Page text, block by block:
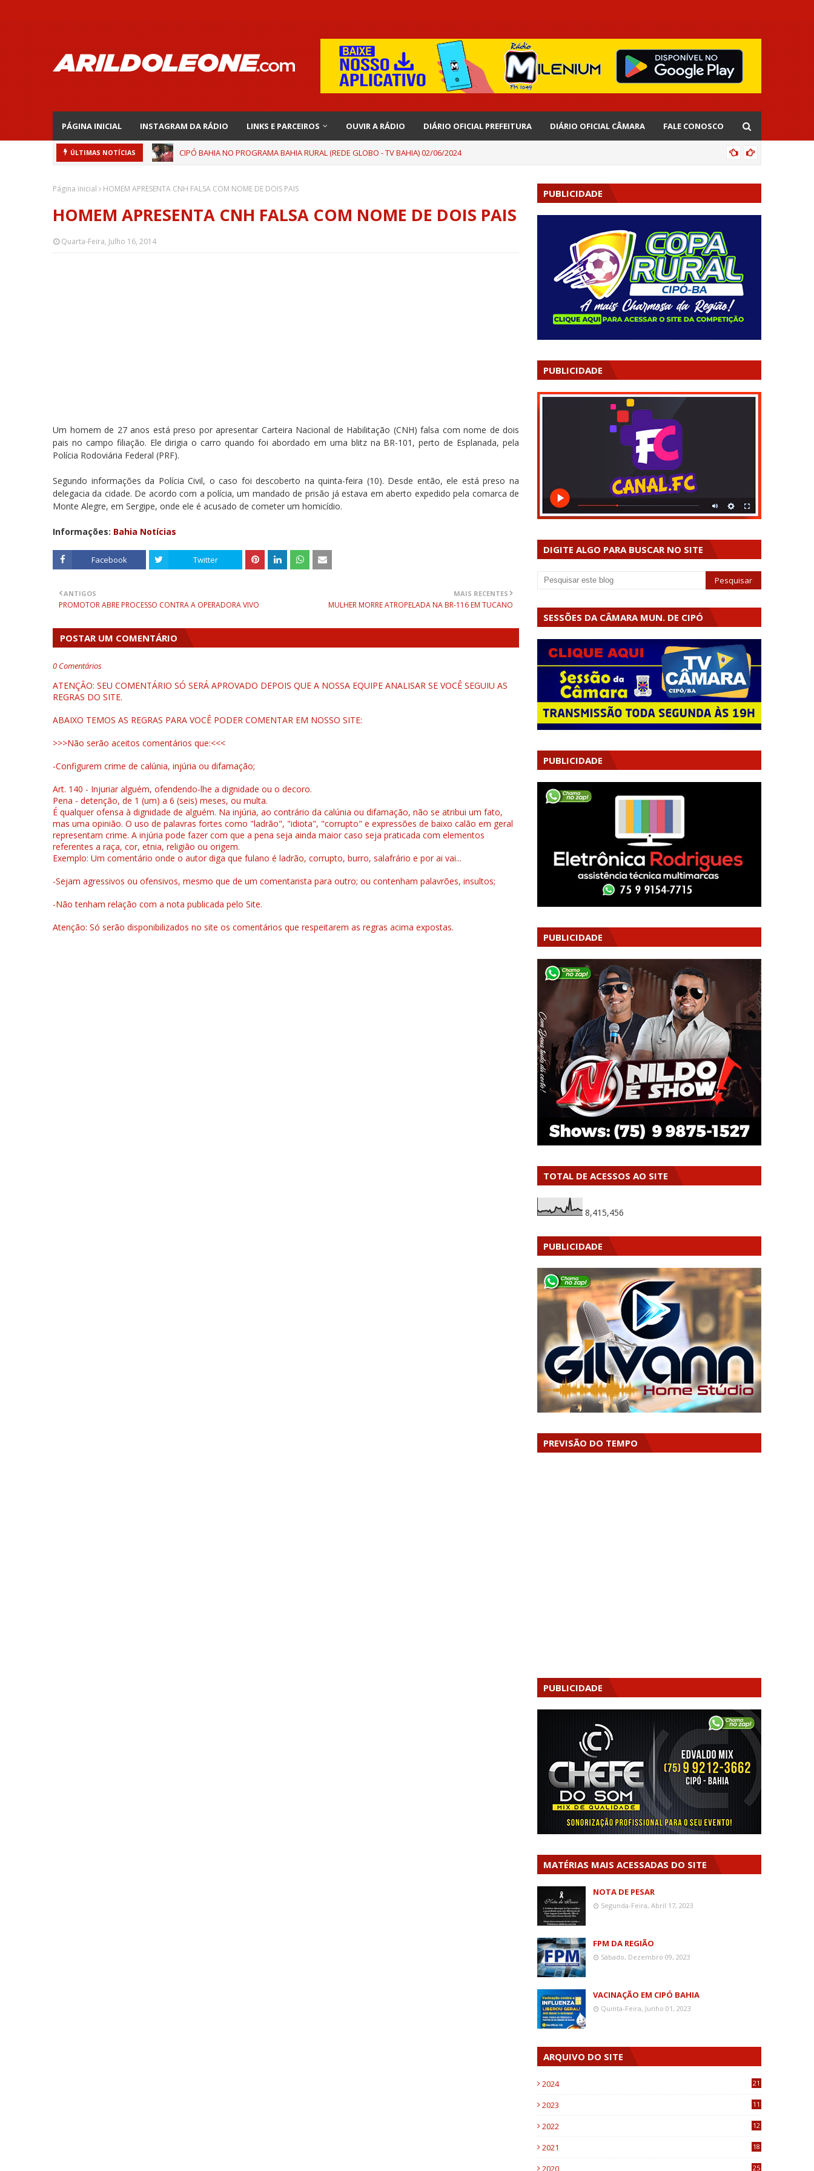
PÁGINA INICIAL INSTAGRAM DA RÁDIO LINKS E PARCEIROS OUVIR A RÁDIO DIÁRIO OFICIAL PREFEITURA DIÁRIO OFICIAL CÂMARA FALE CONOSCO
ÚLTIMAS NOTÍCIAS CIPÓ BAHIA NO PROGRAMA BAHIA RURAL (REDE GLOBO - TV BAHIA) 02/06/2024
Página inicial HOMEM APRESENTA CNH FALSA COM NOME DE DOIS PAIS
HOMEM APRESENTA CNH FALSA COM NOME DE DOIS PAIS
Quarta-Feira, Julho 16, 2014
Um homem de 27 anos está preso por apresentar Carteira Nacional de Habilitação (CNH) falsa com nome de dois
pais no campo filiação. Ele dirigia o carro quando foi abordado em uma blitz na BR-101, perto de Esplanada, pela
Polícia Rodoviária Federal (PRF).
Segundo informações da Polícia Civil, o caso foi descoberto na quinta-feira (10). Desde então, ele está preso na
delegacia da cidade. De acordo com a polícia, um mandado de prisão já estava em aberto expedido pela comarca de
Monte Alegre, em Sergipe, onde ele é acusado de cometer um homicídio.
Informações: Bahia Notícias
Facebook Twitter
MAIS RECENTES
MULHER MORRE ATROPELADA NA BR-116 EM TUCANO
ANTIGOS
PROMOTOR ABRE PROCESSO CONTRA A OPERADORA VIVO
POSTAR UM COMENTÁRIO
0 Comentários
ATENÇÃO: SEU COMENTÁRIO SÓ SERÁ APROVADO DEPOIS QUE A NOSSA EQUIPE ANALISAR SE VOCÊ SEGUIU AS
REGRAS DO SITE.
ABAIXO TEMOS AS REGRAS PARA VOCÊ PODER COMENTAR EM NOSSO SITE:
>>>Não serão aceitos comentários que:<<<
-Configurem crime de calúnia, injúria ou difamação;
Art. 140 - Injuriar alguém, ofendendo-lhe a dignidade ou o decoro.
Pena - detenção, de 1 (um) a 6 (seis) meses, ou multa.
É qualquer ofensa à dignidade de alguém. Na injúria, ao contrário da calúnia ou difamação, não se atribui um fato,
mas uma opinião. O uso de palavras fortes como "ladrão", "idiota", "corrupto" e expressões de baixo calão em geral
representam crime. A injúria pode fazer com que a pena seja ainda maior caso seja praticada com elementos
referentes a raça, cor, etnia, religião ou origem.
Exemplo: Um comentário onde o autor diga que fulano é ladrão, corrupto, burro, salafrário e por ai vai...
-Sejam agressivos ou ofensivos, mesmo que de um comentarista para outro; ou contenham palavrões, insultos;
-Não tenham relação com a nota publicada pelo Site.
Atenção: Só serão disponibilizados no site os comentários que respeitarem as regras acima expostas.
PUBLICIDADE
PUBLICIDADE
DIGITE ALGO PARA BUSCAR NO SITE
SESSÕES DA CÂMARA MUN. DE CIPÓ
PUBLICIDADE
PUBLICIDADE
TOTAL DE ACESSOS AO SITE
8,415,456
PUBLICIDADE
PREVISÃO DO TEMPO
PUBLICIDADE
MATÉRIAS MAIS ACESSADAS DO SITE
NOTA DE PESAR
Segunda-Feira, Abril 17, 2023
FPM DA REGIÃO
Sábado, Dezembro 09, 2023
VACINAÇÃO EM CIPÓ BAHIA
Quinta-Feira, Junho 01, 2023
ARQUIVO DO SITE
2024 21
2023
11
2022
12
2021
18
2020 25